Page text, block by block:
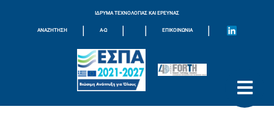
ΙΔΡΥΜΑ ΤΕΧΝΟΛΟΓΙΑΣ ΚΑΙ ΕΡΕΥΝΑΣ
ΑΝΑΖΗΤΗΣΗ | Α-Ω | | ΕΠΙΚΟΙΝΩΝΊΑ |